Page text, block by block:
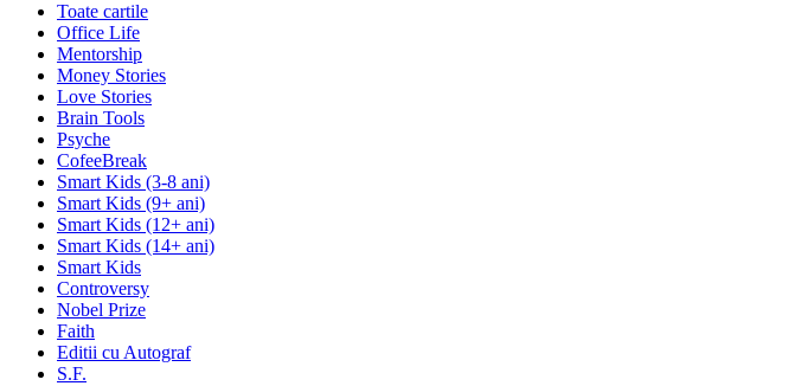
Toate cartile
Office Life
Mentorship
Money Stories
Love Stories
Brain Tools
Psyche
CofeeBreak
Smart Kids (3-8 ani)
Smart Kids (9+ ani)
Smart Kids (12+ ani)
Smart Kids (14+ ani)
Smart Kids
Controversy
Nobel Prize
Faith
Editii cu Autograf
S.F.